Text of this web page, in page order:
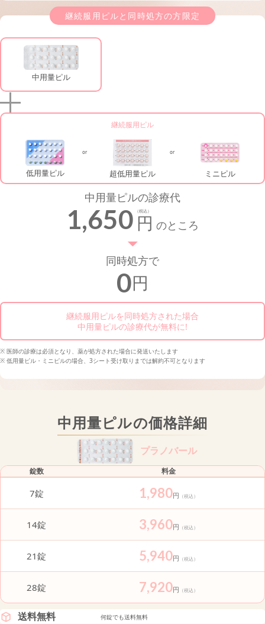
継続服用ピルと同時処方の方限定
中用量ピル
継続服用ピル
低用量ピル 超低用量ピル ミニピル
中用量ピルの診療代
1,650 円 のところ
（税込）
同時処方で
0円
継続服用ピルを同時処方された場合
中用量ピルの診療代が無料に!
※ 医師の診療は必須となり、薬が処方された場合に発送いたします
※ 低用量ピル・ミニピルの場合、3シート受け取りまでは解約不可となります
中用量ピルの価格詳細
プラノバール
錠数 料金
7錠 1,980円 （税込）
14錠 3,960円 （税込）
21錠 5,940円 （税込）
28錠 7,920円 （税込）
送料無料 何錠でも送料無料